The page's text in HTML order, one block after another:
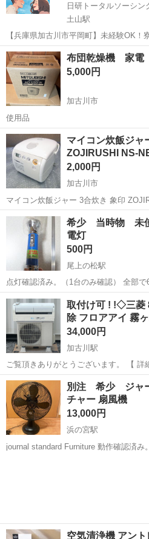
日研トータルソーシン
土山駅
【兵庫県加古川市平岡町】未経験OK！
《お仕事No.8A091》 お仕事について ベルトコンベアに使われるベル
ト部分のゴム製品の製造です。具体的に
ムの圧着作業など機械のオ...
兵庫 加古川市 土山駅 その他
布団乾燥機 家
5,000円
加古川市
使用品
兵庫 加古川市 家電 布団乾
マイコン炊飯ジャ
ZOJIRUSHI NS-
2,000円
加古川市
マイコン炊飯ジャー 3合炊き 象印
内容を最後までご確認頂きまして、 納
村の倉庫まで、 お越し頂ける日時で、
す。...
兵庫 加古川市 キッチン家電
希少 当時物 未
電灯
500円
尾上の松駅
点灯確認済み。（1台のみ確認） 全部で6個あります。 1個500円 2個
800円 3個以上でさらにお値段交渉可。 保管品で状態は悪くありませ
んが 古いもののため、ノークレーム、
兵庫 加古川市 尾上の松駅
取付け可 ! !◇三菱
除 フロアアイ 霧
34,000円
加古川駅
ご覧頂きありがとうございます。 【 詳細 】 ・メーカー 三菱 エア
コン 霧ヶ峰 ・製造年 2018年製 ・容量／能力2.5kw 主に8畳用 ・
兵庫 加古川市 加古川駅 季
別注 希少 ジャ
チャー 扇風機
13,000円
浜の宮駅
journal standard Furniture 動作確認済み。 風量調整と首振りの部分の
空気清浄機 アントレックス イオニックブリー